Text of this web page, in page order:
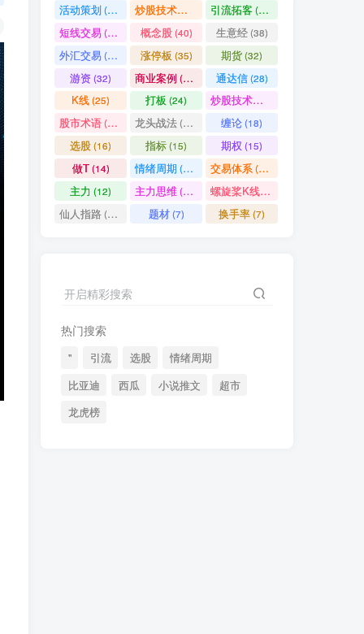
活动策划(49) 炒股技术指标 (48)引流拓客(46)
短线交易(40) 概念股(40) 生意经(38)
外汇交易(37) 涨停板 (35) 期货(32)
游资 (32) 商业案例 (30) 通达信(28)
K线(25) 打板 (24) 炒股技术形态
股市术语(21) 龙头战法(20) 缠论(18)
选股(16) 指标(15) 期权 (15)
做T(14) 情绪周期 (14) 交易体系(12)
主力 (12) 主力思维(12) 螺旋桨K线
(11)
仙人指路(10) 题材(7) 换手率(7)
开启精彩搜索
热门搜索
" 引流 选股
情绪周期
比亚迪
西瓜 小说推文
超市
龙虎榜
七日阅读量排名
满足你的好奇心
热门文章 最新发布 随机推荐
1 超级简单！同花顺K线界面显示行业概念指标代码图解
2 股票打板、上板、封板、翘板、炸板是什么意思？炒股你必须懂的暗语！
短线交易必须要懂的术语有哪些？股票分时水上、水下是什么意思？
6 全程图解超详细！何为打板以及打板战法的精髓